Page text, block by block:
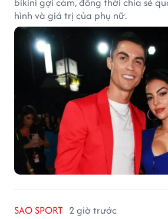
hình và giá trị của phụ nữ.
SAO SPORT 2 giờ trước